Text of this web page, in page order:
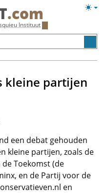
.com
Instituut
kleine partijen
een debat gehouden
kleine partijen, zoals de
Toekomst (de
en de Partij voor de
en